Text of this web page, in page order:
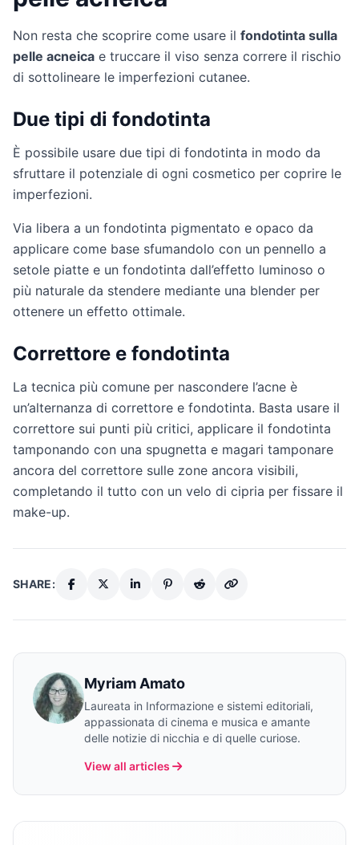
Non resta che scoprire come usare il fondotinta sulla
pelle acneica e truccare il viso senza correre il rischio
di sottolineare le imperfezioni cutanee.
Due tipi di fondotinta
È possibile usare due tipi di fondotinta in modo da
sfruttare il potenziale di ogni cosmetico per coprire le
imperfezioni.
Via libera a un fondotinta pigmentato e opaco da
applicare come base sfumandolo con un pennello a
setole piatte e un fondotinta dall’effetto luminoso o
più naturale da stendere mediante una blender per
ottenere un effetto ottimale.
Correttore e fondotinta
La tecnica più comune per nascondere l’acne è
un’alternanza di correttore e fondotinta. Basta usare il
correttore sui punti più critici, applicare il fondotinta
tamponando con una spugnetta e magari tamponare
ancora del correttore sulle zone ancora visibili,
completando il tutto con un velo di cipria per fissare il
make-up.
SHARE:
Myriam Amato
Laureata in Informazione e sistemi editoriali,
appassionata di cinema e musica e amante
delle notizie di nicchia e di quelle curiose.
View all articles